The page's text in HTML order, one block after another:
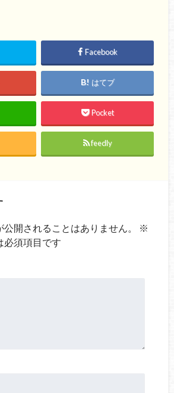
Facebook
はてブ
Pocket
feedly
公開されることはありません。
※
必須項目です